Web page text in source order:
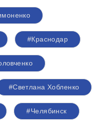
#Краснодар
#Светлана Хобленко
#Челябинск